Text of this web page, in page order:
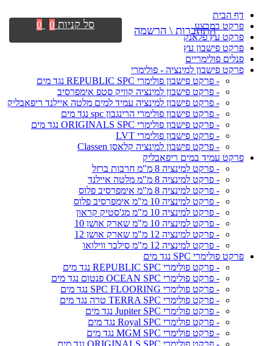
דף הבית
פרקט במבצע
פרקט עץ פלאנק
פרקט פישבון עץ
פנלים פולימריים
פרקט פישבון למינציה - פולימרי
- פרקט פישבון פולימרי REPUBLIC SPC נגד מים
- פרקט פישבון למינציה קוויק סטפ אימפרסיב
- פרקט פישבון למינציה עמיד למים מלטה איילנד ריפאבליק
- פרקט פישבון פולימרי הרינגבון spc נגד מים
- פרקט פישבון פולימרי ORIGINALS SPC נגד מים
- פרקט פישבון פולימרי LVT
- פרקט פישבון למינציה קלאסן Classen
פרקט עמיד במים ריפאבליק
- פרקט למינציה 8 מ"מ חרבות ברזל
- פרקט למינציה 8 מ"מ מלטה איילנד
- פרקט למינציה 8 מ"מ אימפרסיב פלוס
- פרקט למינציה 10 מ"מ אימפרסיב פלוס
- פרקט למינציה 10 מ"מ מג'סטיק קראון
- פרקט למינציה 10 מ"מ שארק אושן 10
- פרקט למינציה 12 מ"מ שארק אושן 12
- פרקט למינציה 12 מ"מ סילבר ווילואו
פרקט פולימרי SPC נגד מים
- פרקט פולימרי REPUBLIC SPC נגד מים
- פרקט פולימרי OCEAN SPC פנטום נגד מים
- פרקט פולימרי SPC FLOORING נגד מים
- פרקט פולימרי TERRA SPC טרה נגד מים
- פרקט פולימרי Jupiter SPC נגד מים
- פרקט פולימרי Royal SPC נגד מים
- פרקט פולימרי MGM SPC נגד מים
- פרקט פולימרי ORIGINALS SPC נגד מים
התחברות \ הרשמה סל קניות 0
0